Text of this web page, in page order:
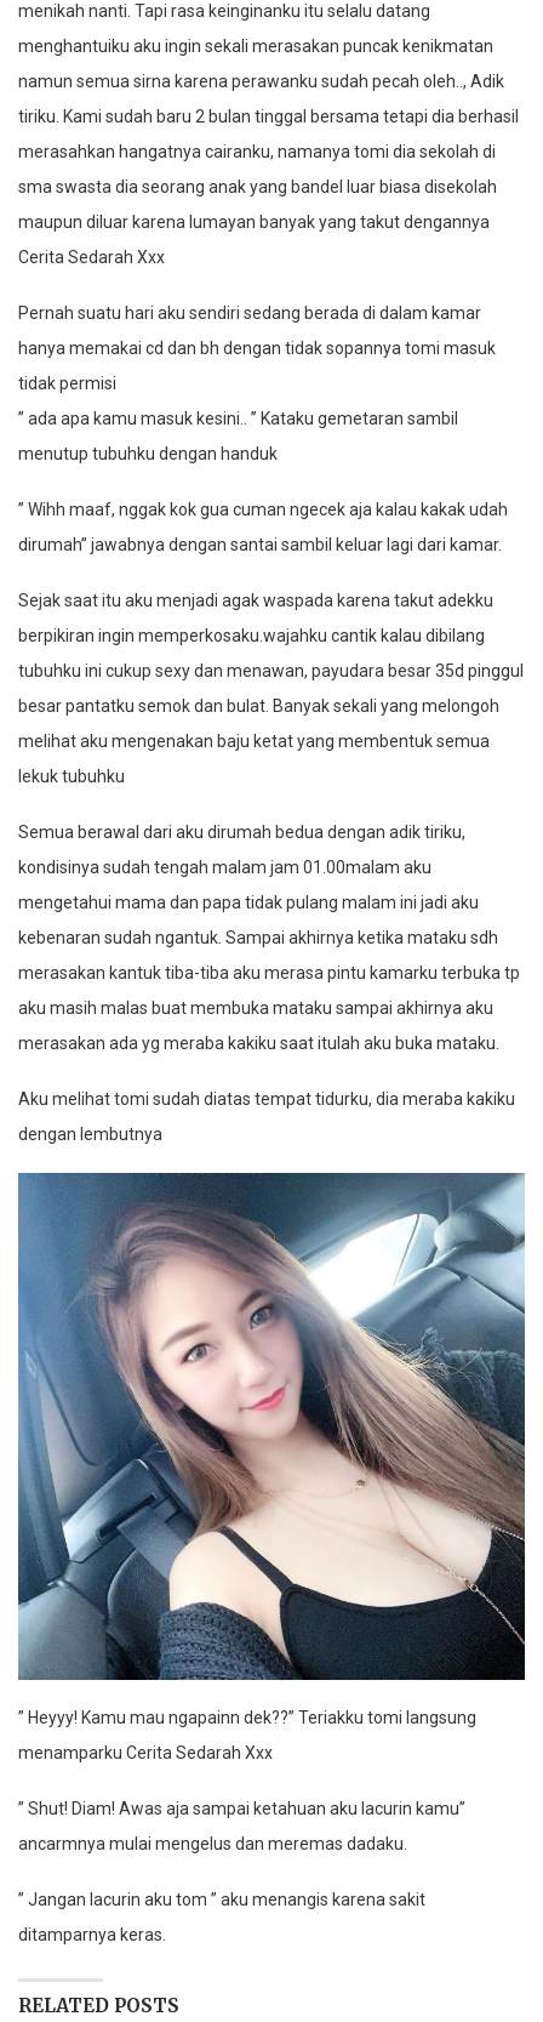
menikah nanti. Tapi rasa keinginanku itu selalu datang
menghantuiku aku ingin sekali merasakan puncak kenikmatan
namun semua sirna karena perawanku sudah pecah oleh.., Adik
tiriku. Kami sudah baru 2 bulan tinggal bersama tetapi dia berhasil
merasahkan hangatnya cairanku, namanya tomi dia sekolah di
sma swasta dia seorang anak yang bandel luar biasa disekolah
maupun diluar karena lumayan banyak yang takut dengannya
Cerita Sedarah Xxx
Pernah suatu hari aku sendiri sedang berada di dalam kamar
hanya memakai cd dan bh dengan tidak sopannya tomi masuk
tidak permisi
” ada apa kamu masuk kesini.. ” Kataku gemetaran sambil
menutup tubuhku dengan handuk
” Wihh maaf, nggak kok gua cuman ngecek aja kalau kakak udah
dirumah” jawabnya dengan santai sambil keluar lagi dari kamar.
Sejak saat itu aku menjadi agak waspada karena takut adekku
berpikiran ingin memperkosaku.wajahku cantik kalau dibilang
tubuhku ini cukup sexy dan menawan, payudara besar 35d pinggul
besar pantatku semok dan bulat. Banyak sekali yang melongoh
melihat aku mengenakan baju ketat yang membentuk semua
lekuk tubuhku
Semua berawal dari aku dirumah bedua dengan adik tiriku,
kondisinya sudah tengah malam jam 01.00malam aku
mengetahui mama dan papa tidak pulang malam ini jadi aku
kebenaran sudah ngantuk. Sampai akhirnya ketika mataku sdh
merasakan kantuk tiba-tiba aku merasa pintu kamarku terbuka tp
aku masih malas buat membuka mataku sampai akhirnya aku
merasakan ada yg meraba kakiku saat itulah aku buka mataku.
Aku melihat tomi sudah diatas tempat tidurku, dia meraba kakiku
dengan lembutnya
” Heyyy! Kamu mau ngapainn dek??” Teriakku tomi langsung
menamparku Cerita Sedarah Xxx
” Shut! Diam! Awas aja sampai ketahuan aku lacurin kamu”
ancarmnya mulai mengelus dan meremas dadaku.
” Jangan lacurin aku tom ” aku menangis karena sakit
ditamparnya keras.
RELATED POSTS